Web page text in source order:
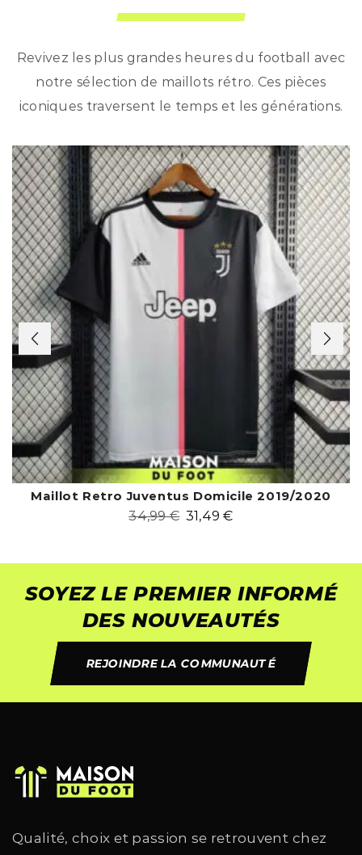
Revivez les plus grandes heures du football avec
notre sélection de maillots rétro. Ces pièces
iconiques traversent le temps et les générations.
Maillot Retro Juventus Domicile 2019/2020
34,99€ 31,49€
SOYEZ LE PREMIER INFORMÉ
DES NOUVEAUTÉS
REJOINDRE LA COMMUNAUTÉ
Qualité, choix et passion se retrouvent chez